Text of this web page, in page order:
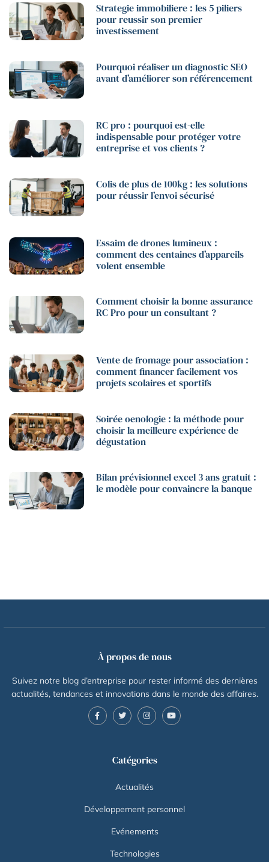
Strategie immobiliere : les 5 piliers
pour reussir son premier
investissement
Pourquoi réaliser un diagnostic SEO
avant d’améliorer son référencement
RC pro : pourquoi est-elle
indispensable pour protéger votre
entreprise et vos clients ?
Colis de plus de 100kg : les solutions
pour réussir l’envoi sécurisé
Essaim de drones lumineux :
comment des centaines d’appareils
volent ensemble
Comment choisir la bonne assurance
RC Pro pour un consultant ?
Vente de fromage pour association :
comment financer facilement vos
projets scolaires et sportifs
Soirée oenologie : la méthode pour
choisir la meilleure expérience de
dégustation
Bilan prévisionnel excel 3 ans gratuit :
le modèle pour convaincre la banque
À propos de nous
Suivez notre blog d’entreprise pour rester informé des dernières
actualités, tendances et innovations dans le monde des affaires.
Catégories
Actualités
Développement personnel
Evénements
Technologies